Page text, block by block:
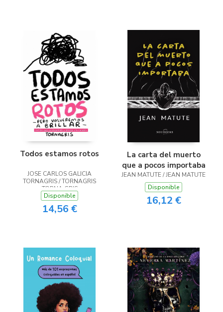
Todos estamos rotos
JOSE CARLOS GALICIA
TORNAGRIS / TORNAGRIS
TORNA GRIS
Disponible
14,56 €
La carta del muerto
que a pocos importaba
JEAN MATUTE / JEAN MATUTE
Disponible
16,12 €